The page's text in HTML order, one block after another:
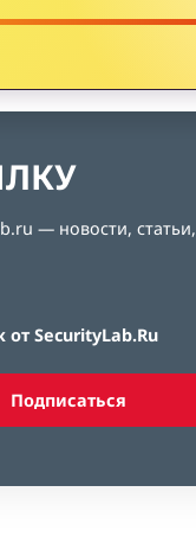
— новости, статьи,
SecurityLab.Ru
Подписаться